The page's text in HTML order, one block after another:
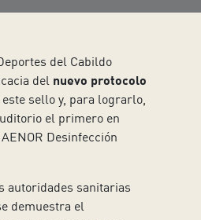
del Cabildo
del nuevo protocolo
sello y, para lograrlo,
autoridades sanitarias
demuestra el